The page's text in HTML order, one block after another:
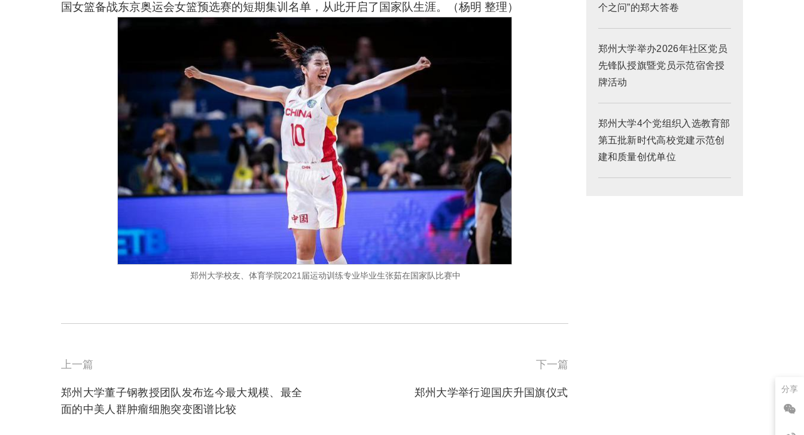
国女篮备战东京奥运会女篮预选赛的短期集训名单，从此开启了国家队生涯。（杨明 整理）
郑州大学校友、体育学院2021届运动训练专业毕业生张茹在国家队比赛中
上一篇
郑州大学董子钢教授团队发布迄今最大规模、最全
面的中美人群肿瘤细胞突变图谱比较
下一篇
郑州大学举行迎国庆升国旗仪式
个之问”的郑大答卷
郑州大学举办2026年社区党员
先锋队授旗暨党员示范宿舍授
牌活动
郑州大学4个党组织入选教育部
第五批新时代高校党建示范创
建和质量创优单位
分享